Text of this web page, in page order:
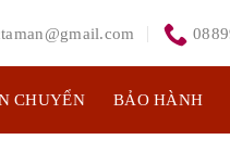
CHUYỂN BẢO HÀNH